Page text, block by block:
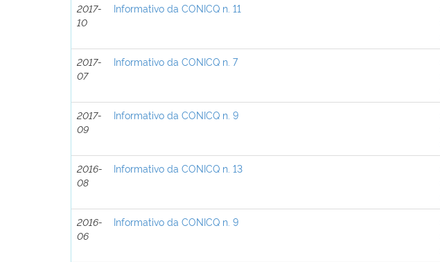
2017-
10
Informativo da CONICQ n. 11
2017-
07
Informativo da CONICQ n. 7
2017-
09
Informativo da CONICQ n. 9
2016-
08
Informativo da CONICQ n. 13
2016-
06
Informativo da CONICQ n. 9